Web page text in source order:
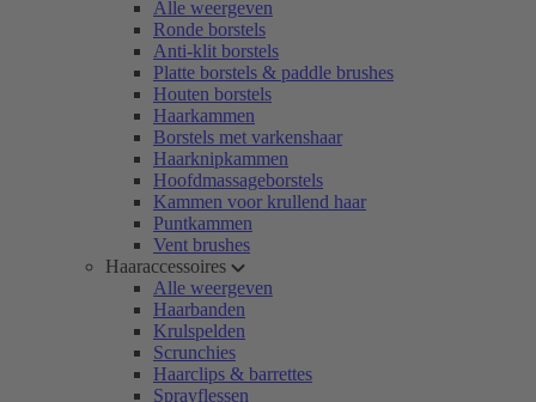
Alle weergeven
Ronde borstels
Anti-klit borstels
Platte borstels & paddle brushes
Houten borstels
Haarkammen
Borstels met varkenshaar
Haarknipkammen
Hoofdmassageborstels
Kammen voor krullend haar
Puntkammen
Vent brushes
Haaraccessoires
Alle weergeven
Haarbanden
Krulspelden
Scrunchies
Haarclips & barrettes
Sprayflessen